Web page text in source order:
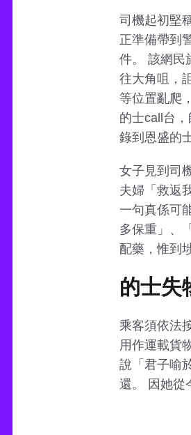
司機起初堅
正準備帶到
件。 該網民
往大角咀，
等位置亂爬
的士call台
錄到恩盛的
女子見到司
夫婦「救返
一句真係可
多保重」、
配藥，惟到
的士失
乘客須依法
用作運載貨
說「君子喻
還。 因她從